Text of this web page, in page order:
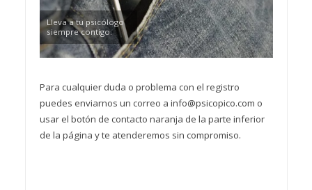
Lleva a tu psicólogo
siempre contigo.
Para cualquier duda o problema con el registro
puedes enviarnos un correo a info@psicopico.com o
usar el botón de contacto naranja de la parte inferior
de la página y te atenderemos sin compromiso.